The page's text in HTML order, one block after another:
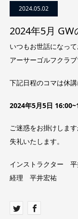
2024.05.02
2024年5月
いつもお世話になって
アーサーゴルフクラブ
下記日程のコマは休講
2024年5月5日
ご迷惑をお掛けしま
失礼いたします。
インストラクター 平
経理 平井宏祐